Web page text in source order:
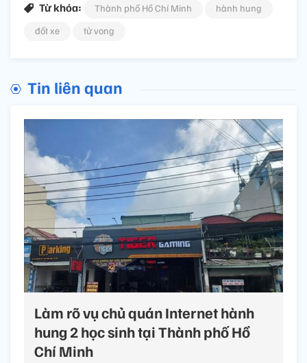
Từ khóa: Thành phố Hồ Chí Minh
hành hung
đốt xe
tử vong
Tin liên quan
Làm rõ vụ chủ quán Internet hành
hung 2 học sinh tại Thành phố Hồ
Chí Minh